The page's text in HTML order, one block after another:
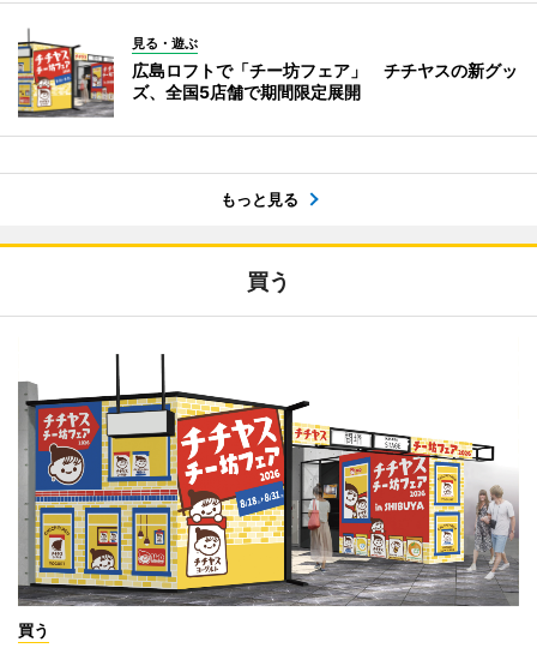
見る・遊ぶ
広島ロフトで「チー坊フェア」 チチヤスの新グッ
ズ、全国5店舗で期間限定展開
もっと見る
買う
買う